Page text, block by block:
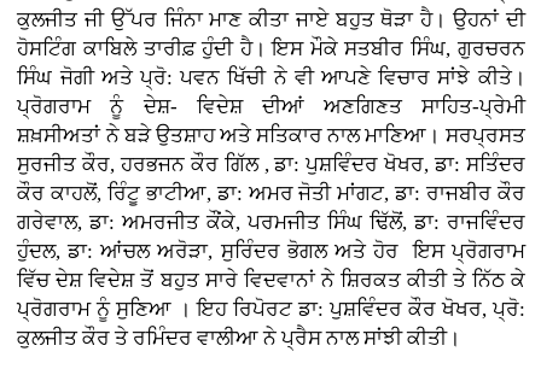
ਕੁਲਜੀਤ ਜੀ ਉੱਪਰ ਜਿੰਨਾ ਮਾਣ ਕੀਤਾ ਜਾਏ ਬਹੁਤ ਥੋੜਾ ਹੈ। ਉਹਨਾਂ ਦੀ
ਹੋਸਟਿੰਗ ਕਾਬਿਲੇ ਤਾਰੀਫ਼ ਹੁੰਦੀ ਹੈ। ਇਸ ਮੌਕੇ ਸਤਬੀਰ ਸਿੰਘ, ਗੁਰਚਰਨ
ਸਿੰਘ ਜੋਗੀ ਅਤੇ ਪ੍ਰੋ: ਪਵਨ ਖਿੱਚੀ ਨੇ ਵੀ ਆਪਣੇ ਵਿਚਾਰ ਸਾਂਝੇ ਕੀਤੇ।
ਪ੍ਰੋਗਰਾਮ ਨੂੰ ਦੇਸ਼- ਵਿਦੇਸ਼ ਦੀਆਂ ਅਣਗਿਣਤ ਸਾਹਿਤ-ਪ੍ਰੇਮੀ
ਸ਼ਖ਼ਸੀਅਤਾਂ ਨੇ ਬੜੇ ਉਤਸ਼ਾਹ ਅਤੇ ਸਤਿਕਾਰ ਨਾਲ ਮਾਣਿਆ। ਸਰਪ੍ਰਸਤ
ਸੁਰਜੀਤ ਕੌਰ, ਹਰਭਜਨ ਕੌਰ ਗਿੱਲ , ਡਾ: ਪੁਸ਼ਵਿੰਦਰ ਖੋਖਰ, ਡਾ: ਸਤਿੰਦਰ
ਕੌਰ ਕਾਹਲੋਂ, ਰਿੰਟੂ ਭਾਟੀਆ, ਡਾ: ਅਮਰ ਜੋਤੀ ਮਾਂਗਟ, ਡਾ: ਰਾਜਬੀਰ ਕੌਰ
ਗਰੇਵਾਲ, ਡਾ: ਅਮਰਜੀਤ ਕੌਂਕੇ, ਪਰਮਜੀਤ ਸਿੰਘ ਢਿੱਲੋਂ, ਡਾ: ਰਾਜਵਿੰਦਰ
ਹੁੰਦਲ, ਡਾ: ਆਂਚਲ ਅਰੋੜਾ, ਸੁਰਿੰਦਰ ਭੋਗਲ ਅਤੇ ਹੋਰ ਇਸ ਪ੍ਰੋਗਰਾਮ
ਵਿੱਚ ਦੇਸ਼ ਵਿਦੇਸ਼ ਤੋਂ ਬਹੁਤ ਸਾਰੇ ਵਿਦਵਾਨਾਂ ਨੇ ਸ਼ਿਰਕਤ ਕੀਤੀ ਤੇ ਨਿੱਠ ਕੇ
ਪ੍ਰੋਗਰਾਮ ਨੂੰ ਸੁਣਿਆ । ਇਹ ਰਿਪੋਰਟ ਡਾ: ਪੁਸ਼ਵਿੰਦਰ ਕੌਰ ਖੋਖਰ, ਪ੍ਰੋ:
ਕੁਲਜੀਤ ਕੌਰ ਤੇ ਰਮਿੰਦਰ ਵਾਲੀਆ ਨੇ ਪ੍ਰੈਸ ਨਾਲ ਸਾਂਝੀ ਕੀਤੀ।